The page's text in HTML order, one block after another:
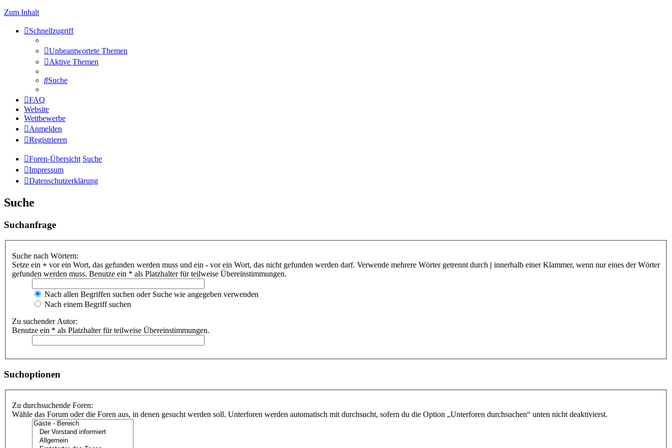
Zum Inhalt
Schnellzugriff
Unbeantwortete Themen
Aktive Themen
Suche
FAQ
Website
Wettbewerbe
Anmelden
Registrieren
Foren-Übersicht Suche
Impressum
Datenschutzerklärung
Suche
Suchanfrage
Suche nach Wörtern:
Setze ein + vor ein Wort, das gefunden werden muss und ein - vor ein Wort, das nicht gefunden werden darf. Verwende mehrere Wörter getrennt durch | innerhalb einer Klammer, wenn nur eines der Wörter
gefunden werden muss. Benutze ein * als Platzhalter für teilweise Übereinstimmungen.
Nach allen Begriffen suchen oder Suche wie angegeben verwenden
Nach einem Begriff suchen
Zu suchender Autor:
Benutze ein * als Platzhalter für teilweise Übereinstimmungen.
Suchoptionen
Zu durchsuchende Foren:
Wähle das Forum oder die Foren aus, in denen gesucht werden soll. Unterforen werden automatisch mit durchsucht, sofern du die Option „Unterforen durchsuchen“ unten nicht deaktivierst.